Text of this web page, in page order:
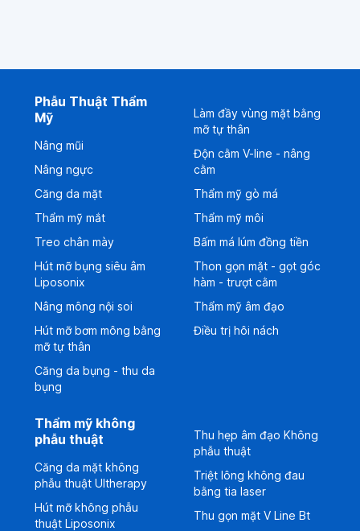
Phẫu Thuật Thẩm
Mỹ
Nâng mũi
Nâng ngực
Căng da mặt
Thẩm mỹ mắt
Treo chân mày
Hút mỡ bụng siêu âm
Liposonix
Nâng mông nội soi
Hút mỡ bơm mông bằng
mỡ tự thân
Căng da bụng - thu da
bụng
Làm đầy vùng mặt bằng
mỡ tự thân
Độn cằm V-line - nâng
cằm
Thẩm mỹ gò má
Thẩm mỹ môi
Bấm má lúm đồng tiền
Thon gọn mặt - gọt góc
hàm - trượt cằm
Thẩm mỹ âm đạo
Điều trị hôi nách
Thẩm mỹ không
phẫu thuật
Căng da mặt không
phẫu thuật Ultherapy
Hút mỡ không phẫu
thuật Liposonix
Thu hẹp âm đạo Không
phẫu thuật
Triệt lông không đau
bằng tia laser
Thu gọn mặt V Line Bt